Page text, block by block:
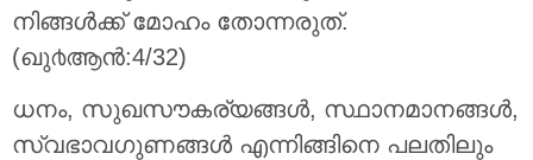
നിങ്ങള്‍ക്ക് മോഹം തോന്നരുത്‌.
(ഖു൪ആന്‍:4/32)
ധനം, സുഖസൗകര്യങ്ങള്‍, സ്ഥാനമാനങ്ങള്‍,
സ്വഭാവഗുണങ്ങള്‍ എന്നിങ്ങിനെ പലതിലും